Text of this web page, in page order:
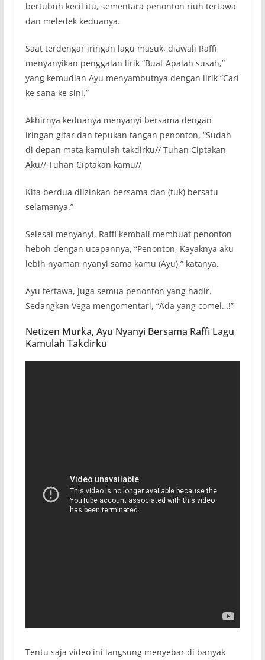
bertubuh kecil itu, sementara penonton riuh tertawa
dan meledek keduanya.
Saat terdengar iringan lagu masuk, diawali Raffi
menyanyikan penggalan lirik “Buat Apalah susah,”
yang kemudian Ayu menyambutnya dengan lirik “Cari
ke sana ke sini.”
Akhirnya keduanya menyanyi bersama dengan
iringan gitar dan tepukan tangan penonton, “Sudah
di depan mata kamulah takdirku// Tuhan Ciptakan
Aku// Tuhan Ciptakan kamu//
Kita berdua diizinkan bersama dan (tuk) bersatu
selamanya.”
Selesai menyanyi, Raffi kembali membuat penonton
heboh dengan ucapannya, “Penonton, Kayaknya aku
lebih nyaman nyanyi sama kamu (Ayu),” katanya.
Ayu tertawa, juga semua penonton yang hadir.
Sedangkan Vega mengomentari, “Ada yang comel…!”
Netizen Murka, Ayu Nyanyi Bersama Raffi Lagu
Kamulah Takdirku
Tentu saja video ini langsung menyebar di banyak